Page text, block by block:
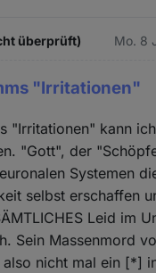
überprüft) Mo. 8
"Irritationen"
"Irritationen" kann
"Gott", der
Systemen
selbst erschaffen
Leid im
Sein Massenmord
also nicht mal ein [*]